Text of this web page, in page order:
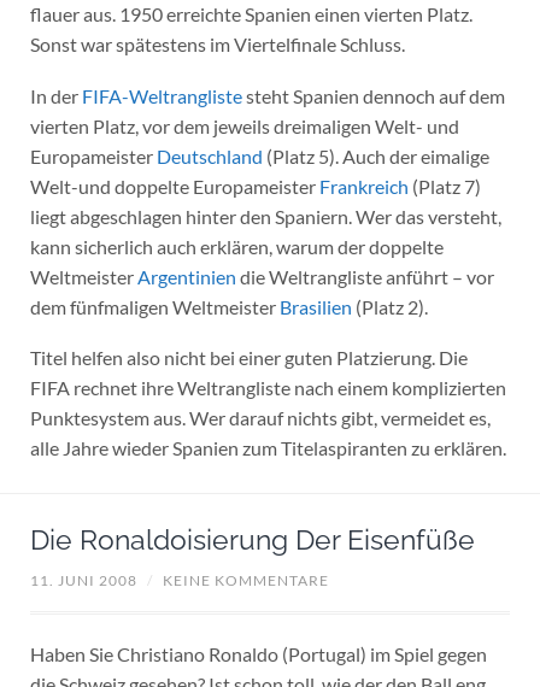
flauer aus. 1950 erreichte Spanien einen vierten Platz.
Sonst war spätestens im Viertelfinale Schluss.
In der FIFA-Weltranglistesteht Spanien dennoch auf dem
vierten Platz, vor dem jeweils dreimaligen Welt- und
Europameister Deutschland (Platz 5). Auch der eimalige
Welt-und doppelte Europameister Frankreich (Platz 7)
liegt abgeschlagen hinter den Spaniern. Wer das versteht,
kann sicherlich auch erklären, warum der doppelte
Weltmeister Argentinien die Weltrangliste anführt – vor
dem fünfmaligen Weltmeister Brasilien (Platz 2).
Titel helfen also nicht bei einer guten Platzierung. Die
FIFA rechnet ihre Weltrangliste nach einem komplizierten
Punktesystem aus. Wer darauf nichts gibt, vermeidet es,
alle Jahre wieder Spanien zum Titelaspiranten zu erklären.
Die Ronaldoisierung Der Eisenfüße
11. JUNI 2008 / KEINE KOMMENTARE
Haben Sie Christiano Ronaldo (Portugal) im Spiel gegen